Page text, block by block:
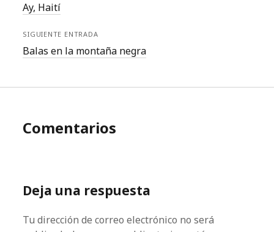
Ay, Haití
SIGUIENTE ENTRADA
Balas en la montaña negra
Comentarios
Deja una respuesta
Tu dirección de correo electrónico no será